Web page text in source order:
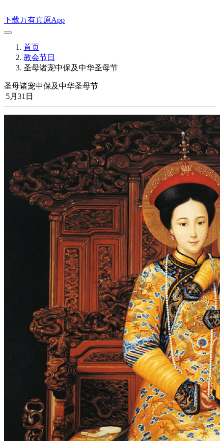
下载万有真原App
首页
教会节日
圣母诸宠中保及中华圣母节
圣母诸宠中保及中华圣母节
5月31日